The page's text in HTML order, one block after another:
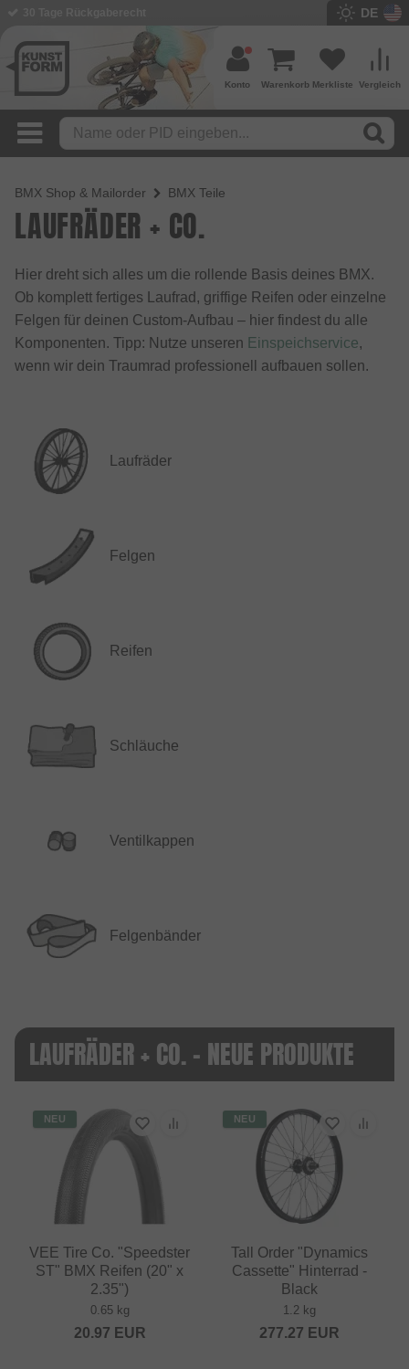
DE
Vergleich
Merkliste
Warenkorb
Konto
BMX Shop & Mailorder BMX Teile
LAUFRÄDER + CO.
Hier dreht sich alles um die rollende Basis deines BMX.
Ob komplett fertiges Laufrad, griffige Reifen oder einzelne
Felgen für deinen Custom-Aufbau – hier findest du alle
Komponenten. Tipp: Nutze unseren Einspeichservice,
wenn wir dein Traumrad professionell aufbauen sollen.
Laufräder
Felgen
Reifen
Schläuche
Ventilkappen
Felgenbänder
LAUFRÄDER + CO. - NEUE PRODUKTE
NEU
VEE Tire Co. "Speedster
ST" BMX Reifen (20" x
2.35")
0.65 kg
20.97 EUR
NEU
Tall Order "Dynamics
Cassette" Hinterrad -
Black
1.2 kg
277.27 EUR